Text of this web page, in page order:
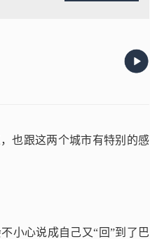
也跟这两个城市有特别的感
小心说成自己又“回”到了巴